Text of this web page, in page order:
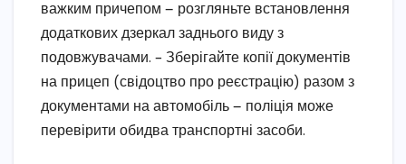
важким причепом — розгляньте встановлення
додаткових дзеркал заднього виду з
подовжувачами. – Зберігайте копії документів
на прицеп (свідоцтво про реєстрацію) разом з
документами на автомобіль — поліція може
перевірити обидва транспортні засоби.